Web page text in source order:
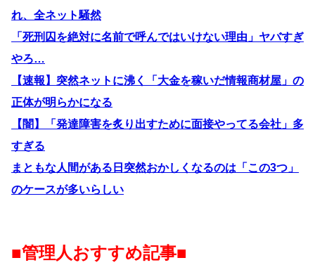
れ、全ネット騒然
「死刑囚を絶対に名前で呼んではいけない理由」ヤバすぎ
やろ…
【速報】突然ネットに沸く「大金を稼いだ情報商材屋」の
正体が明らかになる
【闇】「発達障害を炙り出すために面接やってる会社」多
すぎる
まともな人間がある日突然おかしくなるのは「この3つ」
のケースが多いらしい
■管理人おすすめ記事■